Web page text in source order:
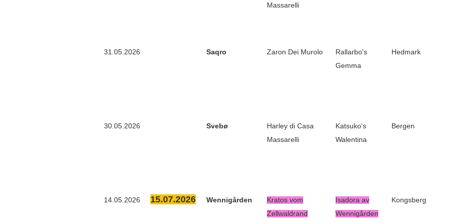
Massarelli
31.05.2026 Saqro Zaron Dei Murolo
Rallarbo's
Gemma
Hedmark
30.05.2026 Svebø
Harley di Casa
Massarelli
Katsuko's
Walentina
Bergen
14.05.2026 15.07.2026 Wennigården
Kratos vom
Zellwaldrand
Isadora av
Wennigården
Kongsberg